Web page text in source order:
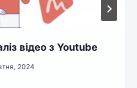
відео з Youtube
2024